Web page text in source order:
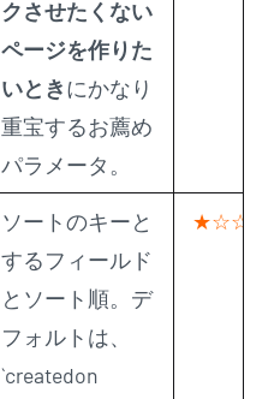
クさせたくない
ページを作りた
いときにかなり
重宝するお薦め
パラメータ。
ソートのキーと
するフィールド
とソート順。デ
フォルトは、
`createdon
★☆☆